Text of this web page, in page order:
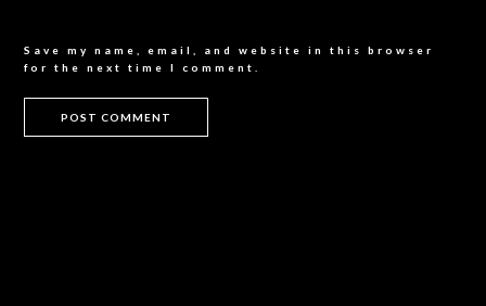
Save my name, email, and website in this browser
for the next time I comment.